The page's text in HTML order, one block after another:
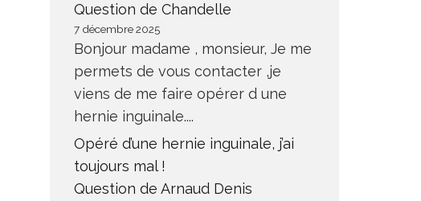
Question de Chandelle
7 décembre 2025
Bonjour madame , monsieur, Je me
permets de vous contacter ,je
viens de me faire opérer d une
hernie inguinale....
Opéré d’une hernie inguinale, j’ai
toujours mal !
Question de Arnaud Denis